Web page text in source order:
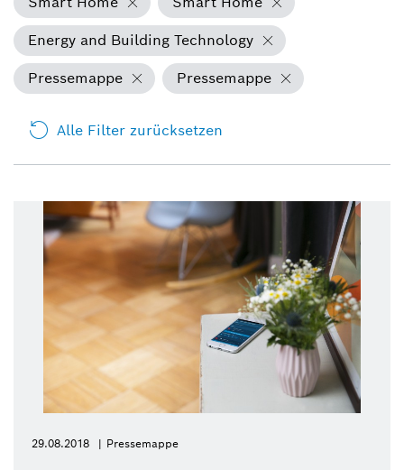
Energy and Building Technology
Pressemappe
Pressemappe
Alle Filter zurücksetzen
29.08.2018 Pressemappe